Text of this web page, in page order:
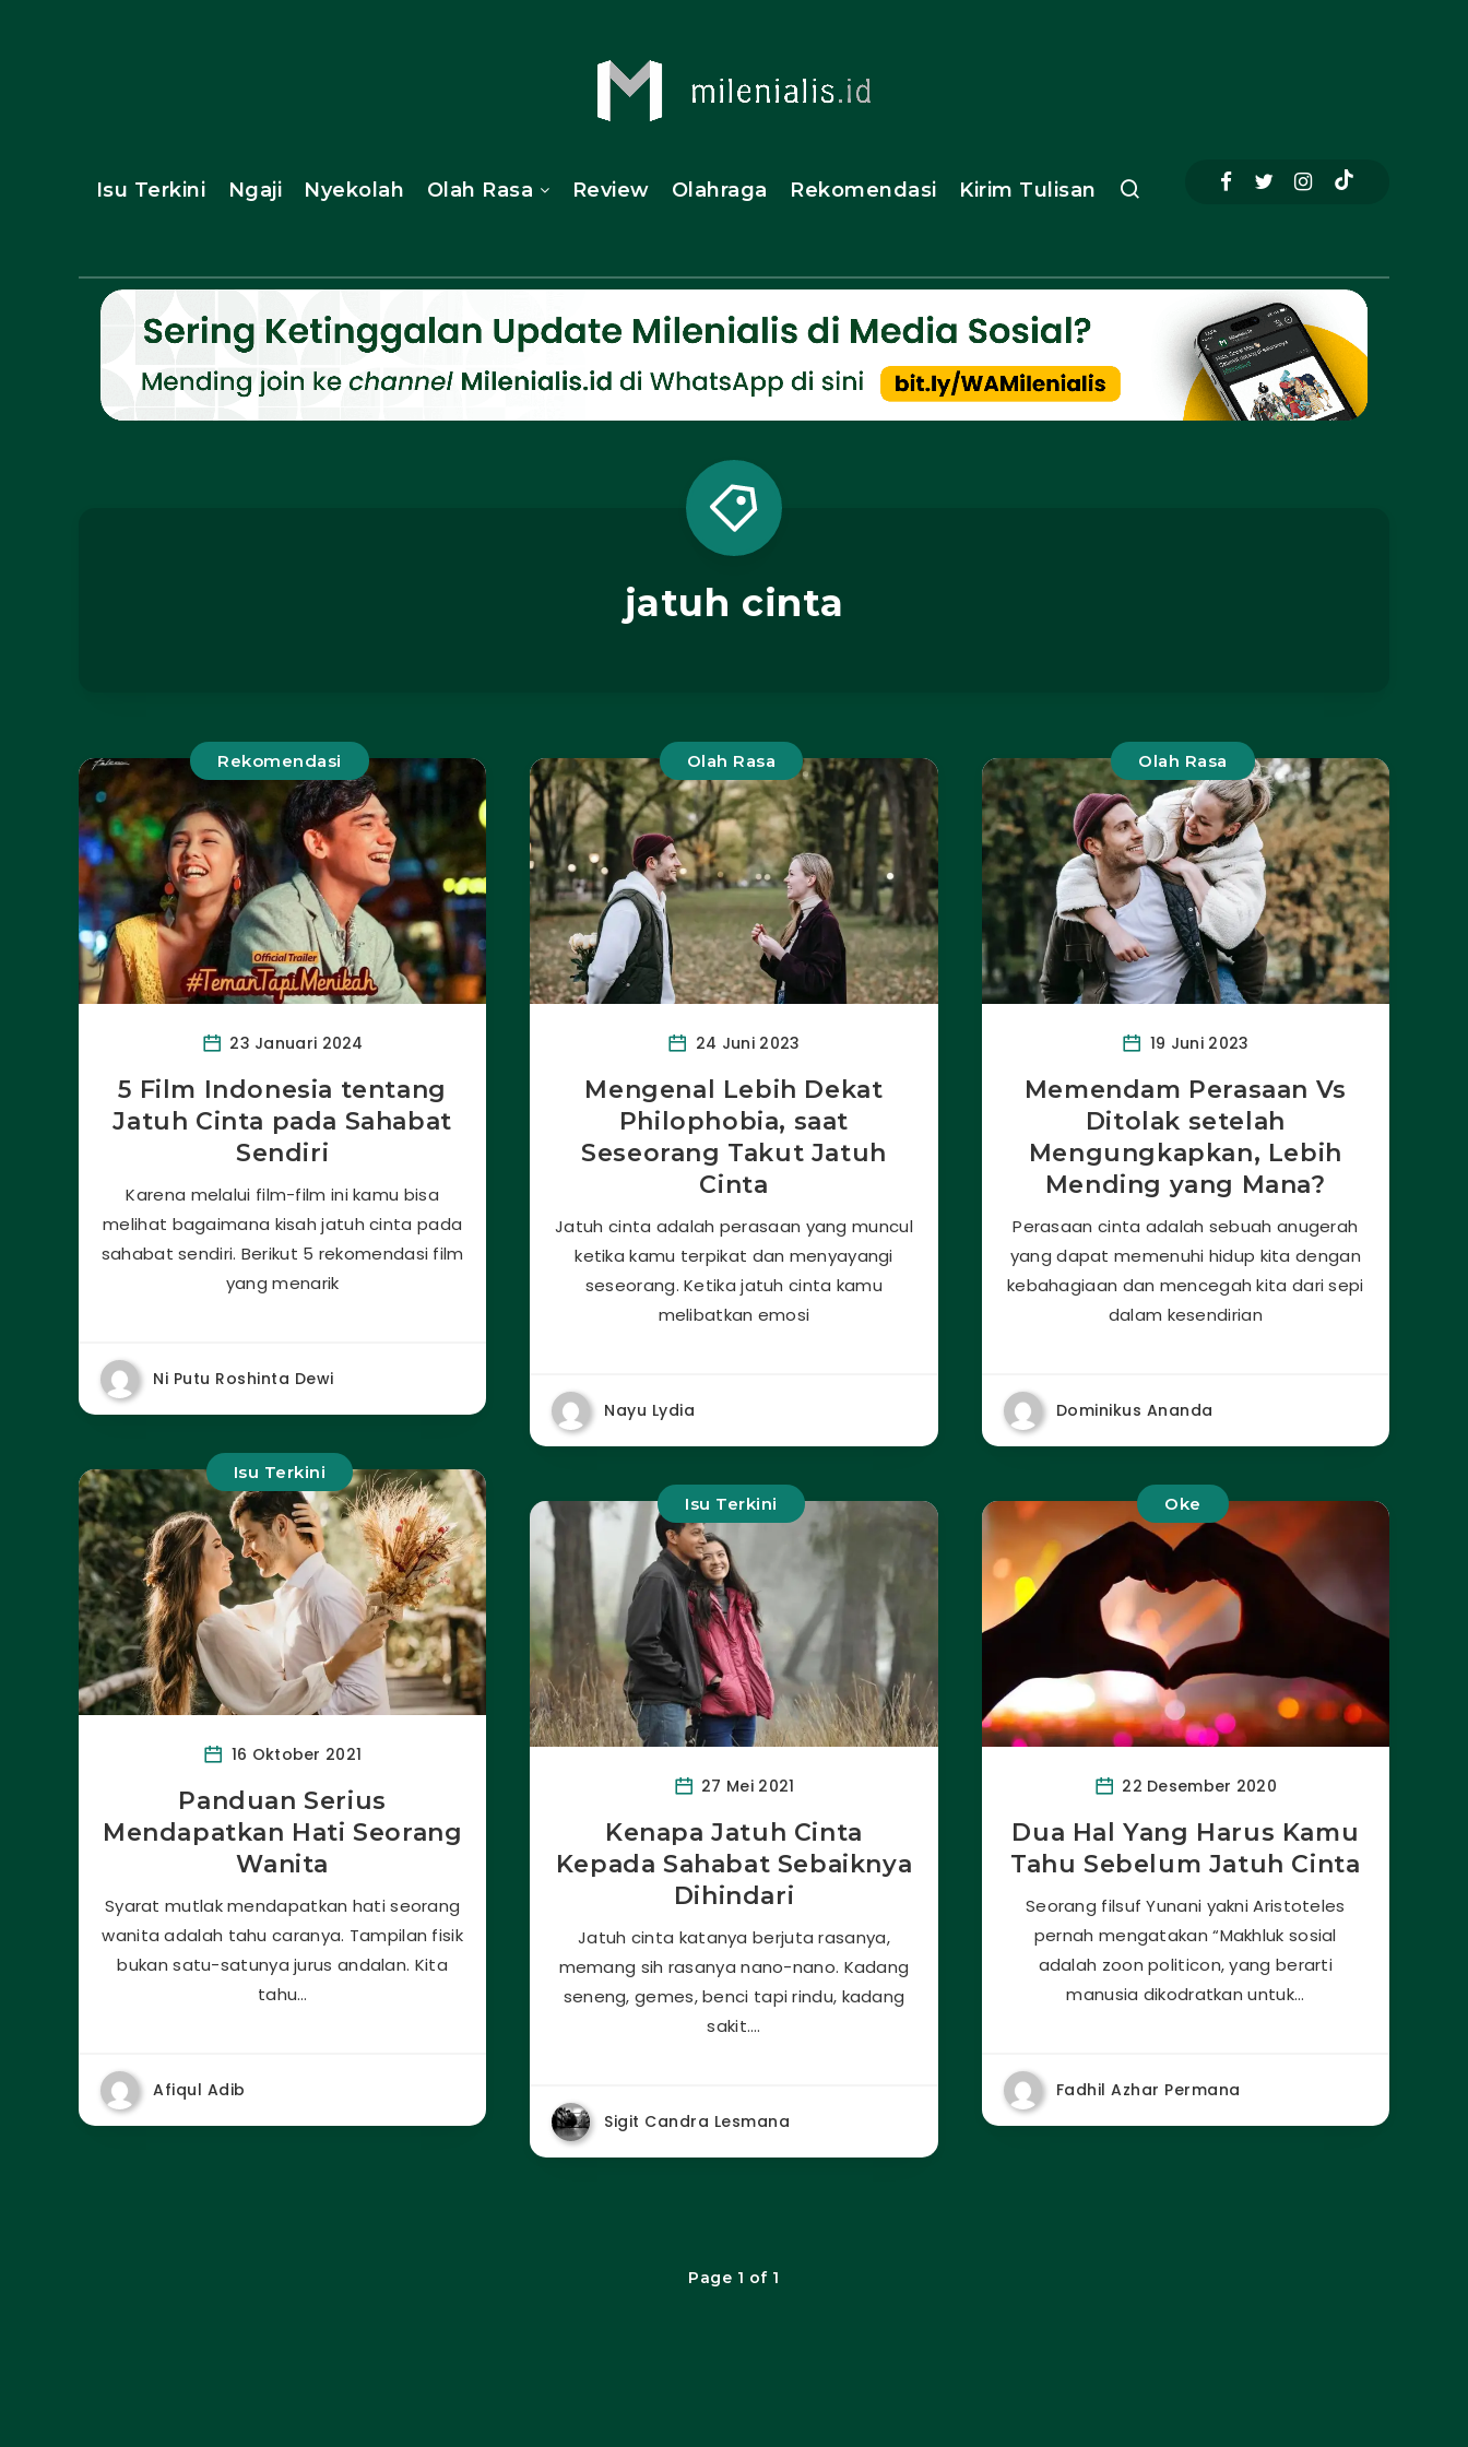
Isu Terkini Ngaji Nyekolah Olah Rasa Review Olahraga Rekomendasi Kirim Tulisan
jatuh cinta
Rekomendasi
23 Januari 2024
5 Film Indonesia tentang
Jatuh Cinta pada Sahabat
Sendiri
Karena melalui film-film ini kamu bisa
melihat bagaimana kisah jatuh cinta pada
sahabat sendiri. Berikut 5 rekomendasi film
yang menarik
Ni Putu Roshinta Dewi
Olah Rasa
24 Juni 2023
Mengenal Lebih Dekat
Philophobia, saat
Seseorang Takut Jatuh
Cinta
Jatuh cinta adalah perasaan yang muncul
ketika kamu terpikat dan menyayangi
seseorang. Ketika jatuh cinta kamu
melibatkan emosi
Nayu Lydia
Olah Rasa
19 Juni 2023
Memendam Perasaan Vs
Ditolak setelah
Mengungkapkan, Lebih
Mending yang Mana?
Perasaan cinta adalah sebuah anugerah
yang dapat memenuhi hidup kita dengan
kebahagiaan dan mencegah kita dari sepi
dalam kesendirian
Dominikus Ananda
Isu Terkini
16 Oktober 2021
Panduan Serius
Mendapatkan Hati Seorang
Wanita
Syarat mutlak mendapatkan hati seorang
wanita adalah tahu caranya. Tampilan fisik
bukan satu-satunya jurus andalan. Kita
tahu…
Afiqul Adib
Isu Terkini
27 Mei 2021
Kenapa Jatuh Cinta
Kepada Sahabat Sebaiknya
Dihindari
Jatuh cinta katanya berjuta rasanya,
memang sih rasanya nano-nano. Kadang
seneng, gemes, benci tapi rindu, kadang
sakit….
Sigit Candra Lesmana
Oke
22 Desember 2020
Dua Hal Yang Harus Kamu
Tahu Sebelum Jatuh Cinta
Seorang filsuf Yunani yakni Aristoteles
pernah mengatakan “Makhluk sosial
adalah zoon politicon, yang berarti
manusia dikodratkan untuk…
Fadhil Azhar Permana
Page 1 of 1